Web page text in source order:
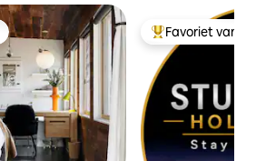
Topfavoriet van
Favoriet van